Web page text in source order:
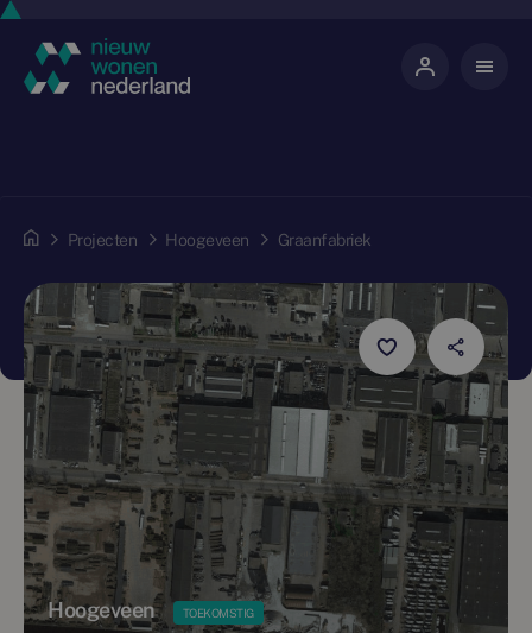
Projecten Hoogeveen Graanfabriek
Hoogeveen TOEKOMSTIG